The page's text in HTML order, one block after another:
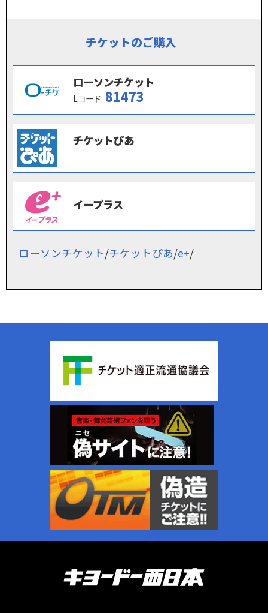
チケットのご購入
ローソンチケット
Lコード: 81473
チケットぴあ
イープラス
ローソンチケット/チケットぴあ/e+/